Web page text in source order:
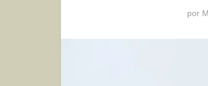
por